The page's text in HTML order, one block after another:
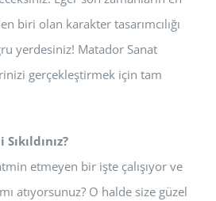
biri olan karakter tasarımcılığı
yerdesiniz! Matador Sanat
gerçekleştirmek için tam
etmeyen bir işte çalışıyor ve
atıyorsunuz? O halde size güzel